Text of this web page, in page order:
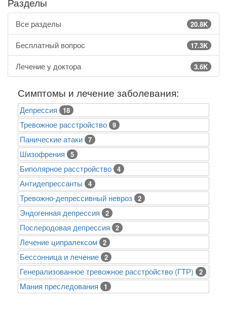
Все разделы 20.8K
Бесплатный вопрос 17.3K
Лечение у доктора 3.6K
Симптомы и лечение заболевания:
Депрессия 18
Тревожное расстройство 9
Панические атаки 7
Шизофрения 5
Биполярное расстройство 4
Антидепрессанты 4
Тревожно-депрессивный невроз 2
Эндогенная депрессия 2
Послеродовая депрессия 2
Лечение ципралексом 2
Бессонница и лечение 2
Генерализованное тревожное расстройство (ГТР) 2
Mания преследования 1